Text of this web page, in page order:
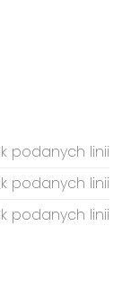
podanych linii
podanych linii
podanych linii